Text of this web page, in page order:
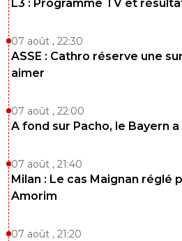
L3 : Programme TV et
07 août , 22:30
ASSE : Cathro réserve une
aimer
07 août , 22:00
A fond sur Pacho, le Bayern a
07 août , 21:40
Milan : Le cas Maignan réglé
Amorim
07 août , 21:20